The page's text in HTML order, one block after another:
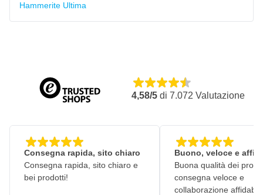
Hammerite Ultima
4,58/5 di 7.072 Valutazione
Consegna rapida, sito chiaro
Consegna rapida, sito chiaro e
bei prodotti!
Buono, veloce e
Buona qualità dei
consegna veloce e
collaborazione